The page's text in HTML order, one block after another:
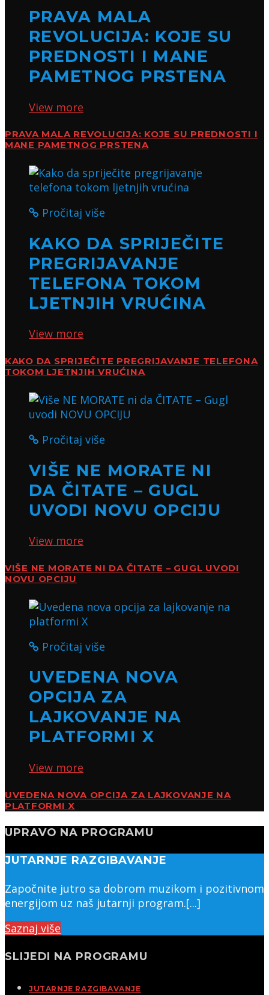
PRAVA MALA
REVOLUCIJA: KOJE SU
PREDNOSTI I MANE
PAMETNOG PRSTENA
View more
PRAVA MALA REVOLUCIJA: KOJE SU PREDNOSTI I
MANE PAMETNOG PRSTENA
Pročitaj više
KAKO DA SPRIJEČITE
PREGRIJAVANJE
TELEFONA TOKOM
LJETNJIH VRUĆINA
View more
KAKO DA SPRIJEČITE PREGRIJAVANJE TELEFONA
TOKOM LJETNJIH VRUĆINA
Pročitaj više
VIŠE NE MORATE NI
DA ČITATE – GUGL
UVODI NOVU OPCIJU
View more
VIŠE NE MORATE NI DA ČITATE – GUGL UVODI
NOVU OPCIJU
Pročitaj više
UVEDENA NOVA
OPCIJA ZA
LAJKOVANJE NA
PLATFORMI X
View more
UVEDENA NOVA OPCIJA ZA LAJKOVANJE NA
PLATFORMI X
UPRAVO NA PROGRAMU
JUTARNJE RAZGIBAVANJE
Započnite jutro sa dobrom muzikom i pozitivnom
energijom uz naš jutarnji program.[...]
Saznaj više
SLIJEDI NA PROGRAMU
JUTARNJE RAZGIBAVANJE